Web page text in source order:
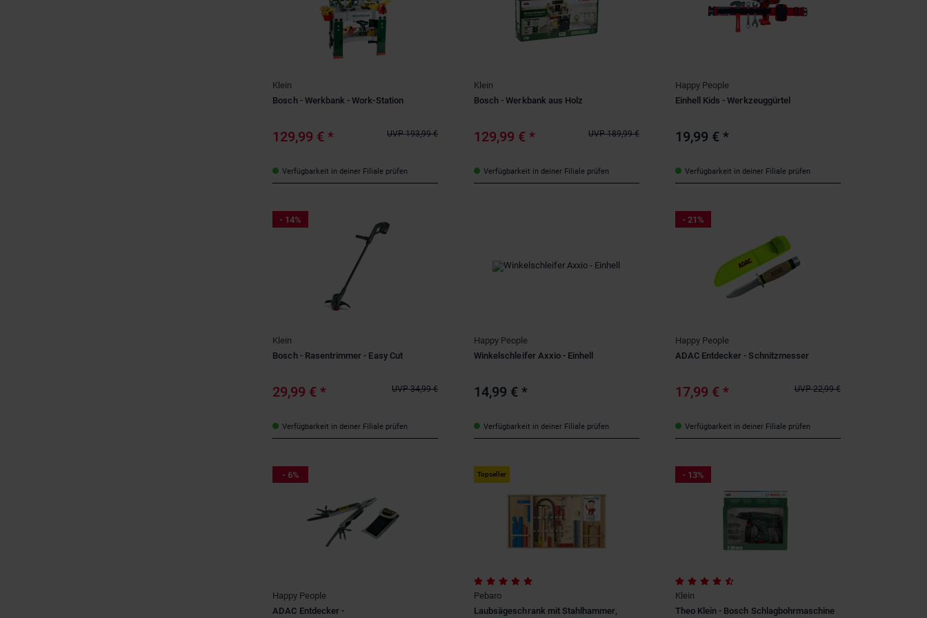
Klein
Bosch - Werkbank - Work-Station
129,99 € * UVP 193,99 €
Verfügbarkeit in deiner Filiale prüfen
Klein
Bosch - Werkbank aus Holz
129,99 € * UVP 189,99 €
Verfügbarkeit in deiner Filiale prüfen
Happy People
Einhell Kids - Werkzeuggürtel
19,99 € *
Verfügbarkeit in deiner Filiale prüfen
- 14%
Klein
Bosch - Rasentrimmer - Easy Cut
29,99 € * UVP 34,99 €
Verfügbarkeit in deiner Filiale prüfen
Happy People
Winkelschleifer Axxio - Einhell
14,99 € *
Verfügbarkeit in deiner Filiale prüfen
- 21%
Happy People
ADAC Entdecker - Schnitzmesser
17,99 € * UVP 22,99 €
Verfügbarkeit in deiner Filiale prüfen
- 6%
Happy People
ADAC Entdecker -
Topseller
Pebaro
Laubsägeschrank mit Stahlhammer,
- 13%
Klein
Theo Klein - Bosch Schlagbohrmaschine